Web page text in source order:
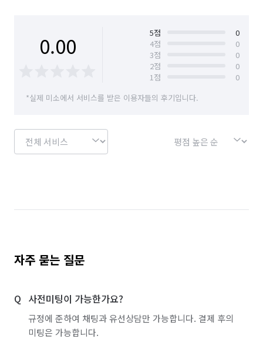
0.00 5점
0
4점
0
3점
0
2점
0
1점
0
*실제 미소에서 서비스를 받은 이용자들의 후기입니다.
자주 묻는 질문
사전미팅이 가능한가요?
규정에 준하여 채팅과 유선상담만 가능합니다. 결제 후의
미팅은 가능합니다.